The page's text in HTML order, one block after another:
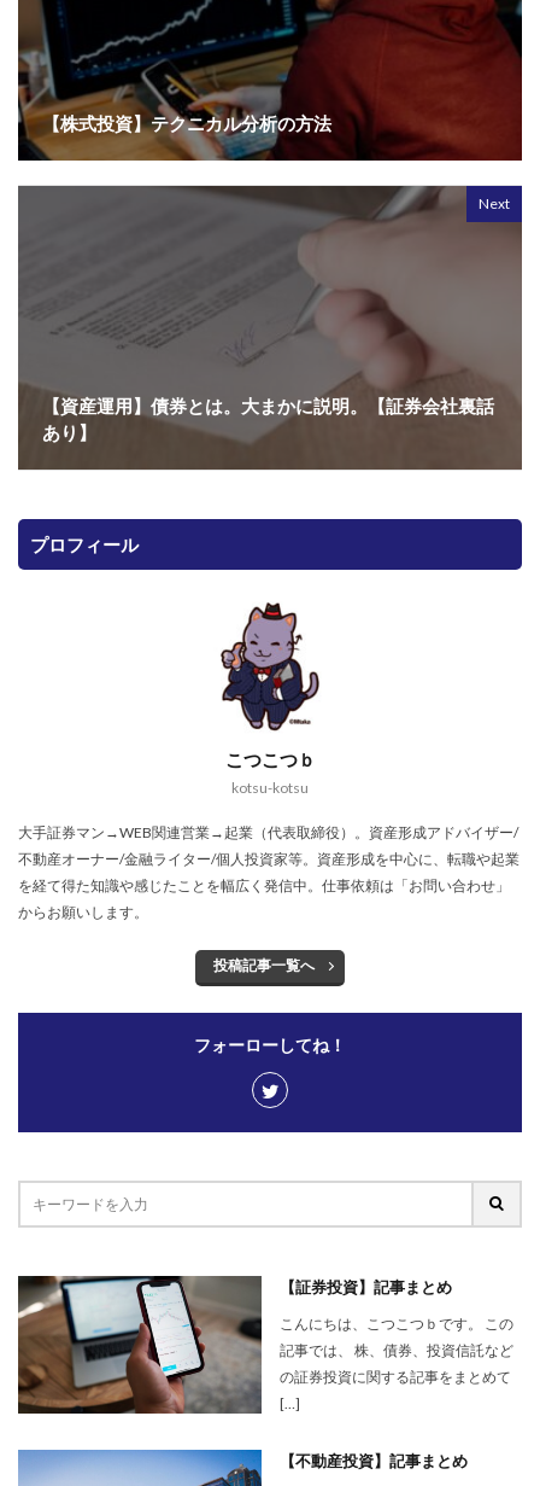
【株式投資】テクニカル分析の方法
Next
【資産運用】債券とは。大まかに説明。【証券会社裏話
あり】
プロフィール
こつこつｂ
kotsu-kotsu
大手証券マン→WEB関連営業→起業（代表取締役）。資産形成アドバイザー/
不動産オーナー/金融ライター/個人投資家等。資産形成を中心に、転職や起業
を経て得た知識や感じたことを幅広く発信中。仕事依頼は「お問い合わせ」
からお願いします。
投稿記事一覧へ
フォーローしてね！
【証券投資】記事まとめ
こんにちは、こつこつｂです。 この
記事では、 株、債券、投資信託など
の証券投資に関する記事をまとめて
[…]
【不動産投資】記事まとめ